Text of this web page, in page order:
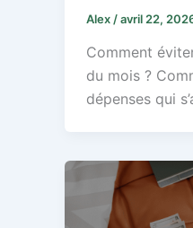
Alex /avril 22,
Comment
du mois ?
dépenses qui